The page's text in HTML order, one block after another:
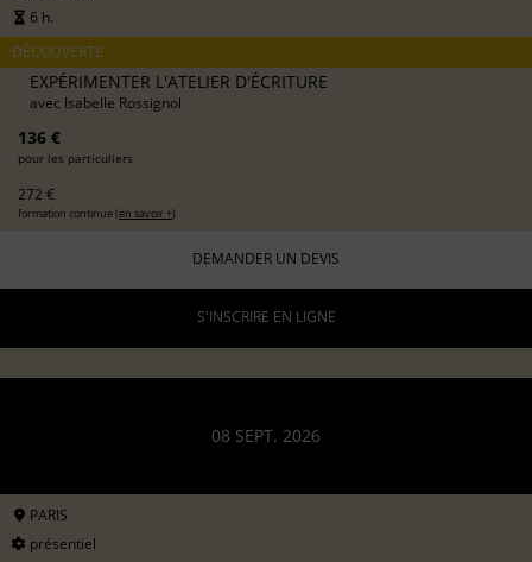
6 h.
DÉCOUVERTE
EXPÉRIMENTER L'ATELIER D'ÉCRITURE
avec Isabelle Rossignol
136 €
pour les particuliers
272 €
formation continue (en savoir +)
DEMANDER UN DEVIS
S'INSCRIRE EN LIGNE
08 SEPT. 2026
PARIS
présentiel